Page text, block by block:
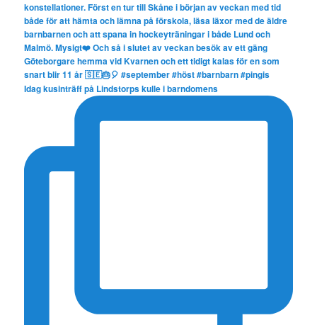
Idag kusinträff på Lindstorps kulle i barndomens